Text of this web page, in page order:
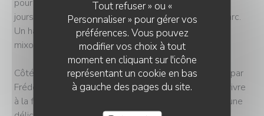
Tout refuser » ou «
Personnaliser » pour gérer vos
préférences. Vous pouvez
modifier vos choix à tout
moment en cliquant sur l'icône
représentant un cookie en bas
à gauche des pages du site.
pour une parfaite escapade à savourer dès les beaux
jours. On y rentre par le bar, coloré et ouvert sur le parc.
Un haut lieu de cocktails où l’on peut s’initier à la
mixologie avec William Billaud, le chef barman.
Côté gastronomie, on dîne chez Augustine. Imaginée par
Frédéric Vardon, la table du château célèbre l’art de vivre
à la française autour d’un art de la table raffinée et d’une